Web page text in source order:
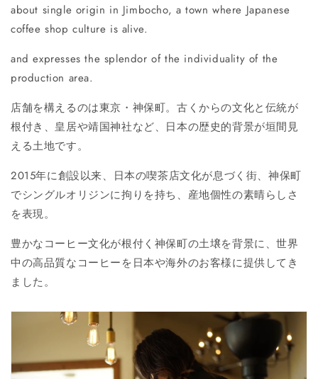
about single origin in Jimbocho, a town where Japanese
coffee shop culture is alive.
and expresses the splendor of the individuality of the
production area.
店舗を構えるのは東京・神保町。古くからの文化と伝統が
根付き、皇居や靖国神社など、日本の歴史的背景が垣間見
える土地です。
2015年に創設以来、日本の喫茶店文化が息づく街、神保町
でシングルオリジンに拘りを持ち、産地個性の素晴らしさ
を表現。
豊かなコーヒー文化が根付く神保町の土壌を背景に、世界
中の高品質なコーヒーを日本や海外のお客様に提供してき
ました。